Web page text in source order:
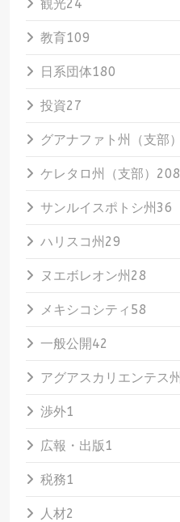
観光24
教育109
日系団体180
投資27
グアナファト州（支部）
ケレタロ州（支部） 208
サンルイスポトシ州 36
ハリスコ州 29
ヌエボレオン州 28
メキシコシティ 58
一般公開42
アグアスカリエンテス州
渉外1
広報・出版1
税務1
人材2